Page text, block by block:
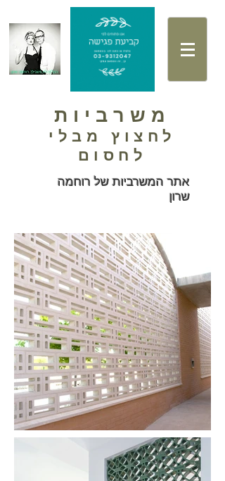
משרביות
לחצוץ מבלי
לחסום
אתר המשרביות של רוחמה
שרון